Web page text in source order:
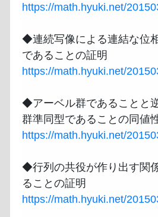
https://math.hyuki.net/
◆連続写像による連結な位
https://math.hyuki.net/
◆アーベル群であることと
https://math.hyuki.net/
◆行列の共役が作り出す関
https://math.hyuki.net/